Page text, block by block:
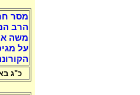
מסר
הרב
משה
על
כ"ג באב/